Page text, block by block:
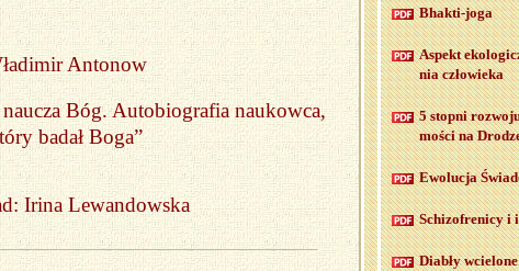
Antonow
naucza Bóg. Autobiografia naukowca,
badał Boga”
Irina Lewandowska
Bhak­ti-jo­ga
Aspekt
nia czło­wie­ka
5 stop­ni
mo­ści na
Ewo­lu­cja
Schi­zo­fre­ni­cy i
Dia­bły